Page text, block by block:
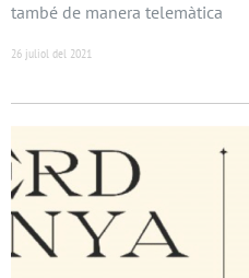
també de manera telemàtica
26 juliol del 2021